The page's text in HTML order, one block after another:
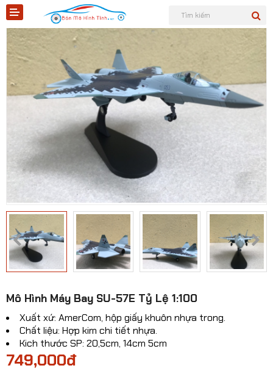
Tiktok
Sản phẩm
Tin tức
Liên hệ
Mô hình quân sự
Mô hình xe cơ giới
Mô hình Xe cổ
Tỷ lệ mô hình
Mô Hình Máy Bay SU-57E Tỷ Lệ 1:100
Xuất xứ: AmerCom, hộp giấy khuôn nhựa trong.
Chất liệu: Hợp kim chi tiết nhựa.
Kich thước SP: 20,5cm, 14cm 5cm
749,000đ